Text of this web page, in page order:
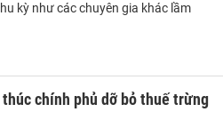
kỳ như các chuyên gia khác lầm
chính phủ dỡ bỏ thuế trừng